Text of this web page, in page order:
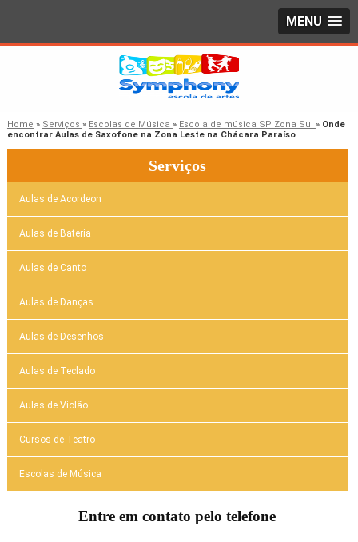
MENU
Home » Serviços » Escolas de Música » Escola de música SP Zona Sul » Onde
encontrar Aulas de Saxofone na Zona Leste na Chácara Paraíso
Serviços
Aulas de Acordeon
Aulas de Bateria
Aulas de Canto
Aulas de Danças
Aulas de Desenhos
Aulas de Teclado
Aulas de Violão
Cursos de Teatro
Escolas de Música
Entre em contato pelo telefone